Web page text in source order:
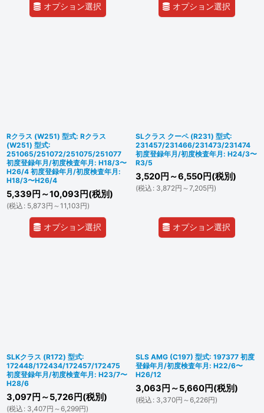
オプション選択 オプション選択
Rクラス (W251) 型式: Rクラス
(W251) 型式:
251065/251072/251075/251077
初度登録年月/初度検査年月: H18/3〜
H26/4 初度登録年月/初度検査年月:
H18/3〜H26/4
5,339 円 ～10,093 円(税別)
(税込 : 5,873円 ～11,103円)
オプション選択
SLクラス クーペ (R231) 型式:
231457/231466/231473/231474
初度登録年月/初度検査年月: H24/3〜
R3/5
3,520円 ～6,550円(税別)
(税込 : 3,872円 ～7,205円)
オプション選択
SLKクラス (R172) 型式:
172448/172434/172457/172475
初度登録年月/初度検査年月: H23/7〜
H28/6
3,097 円 ～5,726 円(税別)
(税込 : 3,407円 ～6,299円)
SLS AMG (C197) 型式: 197377 初度
登録年月/初度検査年月: H22/6〜
H26/12
3,063 円 ～5,660円(税別)
(税込 : 3,370円 ～6,226円)